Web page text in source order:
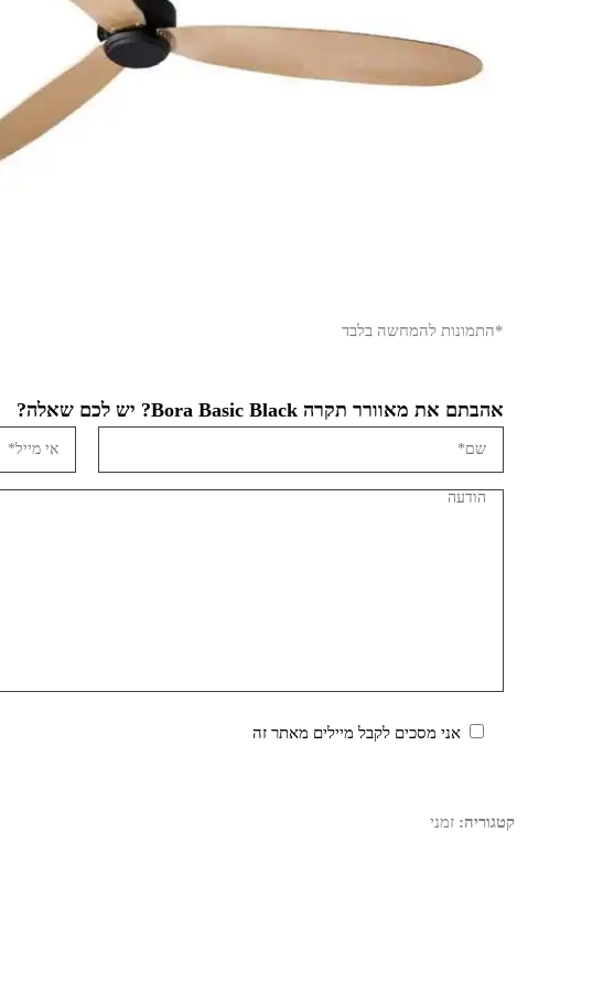
*התמונות להמחשה בלבד
אהבתם את מאוורר תקרה Bora Basic Black? יש לכם שאלה?
אני מסכים לקבל מיילים מאתר זה
קטגוריה: זמני